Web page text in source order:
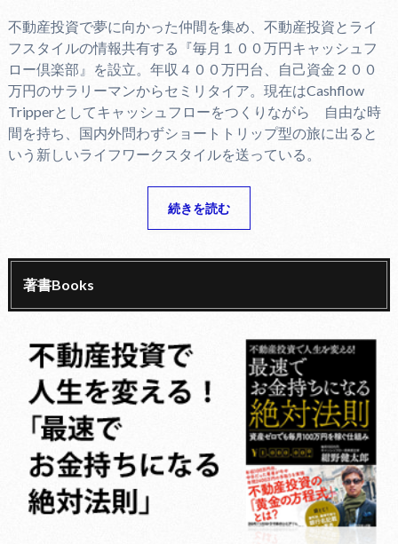
不動産投資で夢に向かった仲間を集め、不動産投資とライ
フスタイルの情報共有する『毎月１００万円キャッシュフ
ロー倶楽部』を設立。年収４００万円台、自己資金２００
万円のサラリーマンからセミリタイア。現在はCashflow
Tripperとしてキャッシュフローをつくりながら 自由な時
間を持ち、国内外問わずショートトリップ型の旅に出ると
いう新しいライフワークスタイルを送っている。
続きを読む
著書Books